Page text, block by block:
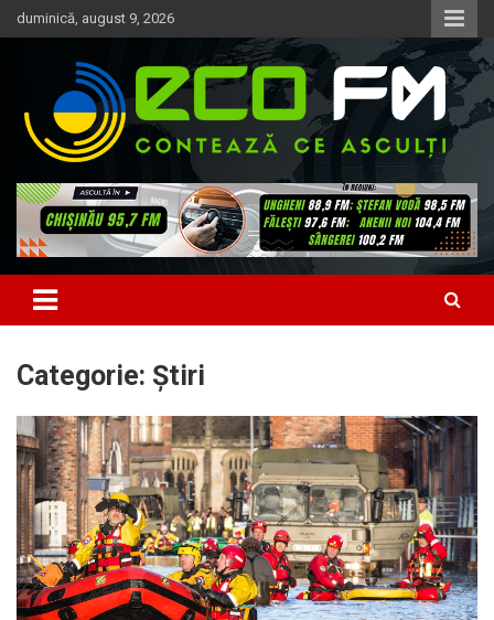
Skip
to
duminică, august 9, 2026
EcoFM
Categorie: Știri